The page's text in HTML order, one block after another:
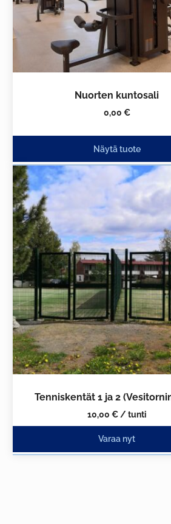
Nuorten kuntosali
0,00 €
Näytä tuote
Tenniskentät 1 ja 2
10,00 € / tunti
Varaa nyt